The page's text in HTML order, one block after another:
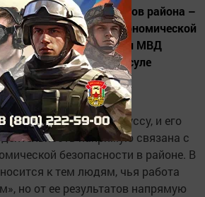
органов района –
отдела экономической
коррупции МВД
району (ЭБиПК) Расуле
в поселке Уруссу, и его
напрямую связана с
безопасности в районе. В
к тем людям, чья работа
но от ее результатов напрямую